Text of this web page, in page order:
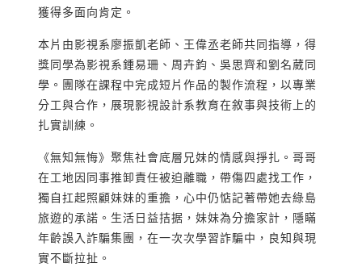
獲得多面向肯定。
本片由影視系廖振凱老師、王偉丞老師共同指導，得
獎同學為影視系鍾易珊、周卉鈞、吳思齊和劉名葳同
學。團隊在課程中完成短片作品的製作流程，以專業
分工與合作，展現影視設計系教育在敘事與技術上的
扎實訓練。
《無知無悔》聚焦社會底層兄妹的情感與掙扎。哥哥
在工地因同事推卸責任被迫離職，帶傷四處找工作，
獨自扛起照顧妹妹的重擔，心中仍惦記著帶她去綠島
旅遊的承諾。生活日益拮据，妹妹為分擔家計，隱瞞
年齡誤入詐騙集團，在一次次學習詐騙中，良知與現
實不斷拉扯。